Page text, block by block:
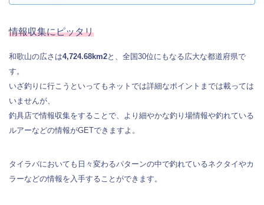
情報収集にピッタリ
和歌山の広さは4,724.68km2と、全国30位にもなる広大な都道府県で
す。
いざ釣りに行こうといってもネットでは詳細なポイントまでは載っては
いませんが、
釣具店で情報収集をすることで、より細やかな釣り場情報や釣れている
ルアーなどの情報がGETできますよ。
タイラバにおいても日々変わるパターンの中で釣れているネクタイやカ
ラーなどの情報を入手することができます。